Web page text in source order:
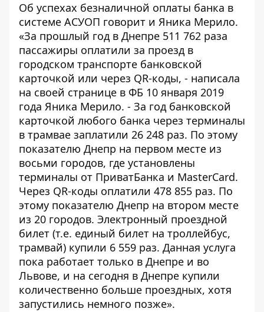
Об успехах безналичной оплаты банка в
системе АСУОП говорит и Яника Мерило.
«За прошлый год в Днепре 511 762 раза
пассажиры оплатили за проезд в
городском транспорте банковской
карточкой или через QR-коды, - написала
на своей странице в ФБ 10 января 2019
года Яника Мерило. - За год банковской
карточкой любого банка через терминалы
в трамвае заплатили 26 248 раз. По этому
показателю Днепр на первом месте из
восьми городов, где установлены
терминалы от ПриватБанка и MasterCard.
Через QR-коды оплатили 478 855 раз. По
этому показателю Днепр на втором месте
из 20 городов. Электронный проездной
билет (т.е. единый билет на троллейбус,
трамвай) купили 6 559 раз. Данная услуга
пока работает только в Днепре и во
Львове, и на сегодня в Днепре купили
количественно больше проездных, хотя
запустились немного позже».